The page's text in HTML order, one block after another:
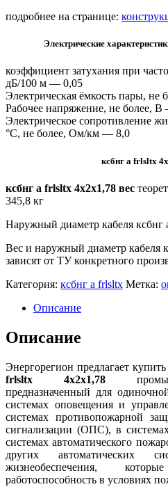
подробнее на странице:
Электрические
коэффициент затухания при
дБ/100 м — 0,05
Электрическая ёмкость пары,
Рабочее напряжение, не более,
Электрическое сопротивление
°C, не более, Ом/км — 8,0
ксбнг а frlsltx
ксбнг а frlsltx 4х2х1,78 вес
345,8 кг
Наружный диаметр кабеля
Вес и наружный диаметр кабеля
зависят от ТУ конкретного
Категория: ксбнг а frlsltx Метка:
Описание
Описание
Энергорегион предлагает
frlsltx 4х2х1,78
предназначенный для
системах оповещения и
системах противопожарной
сигнализации (ОПС), в
системах автоматического
других автоматических
жизнеобеспечения,
работоспособность в условиях